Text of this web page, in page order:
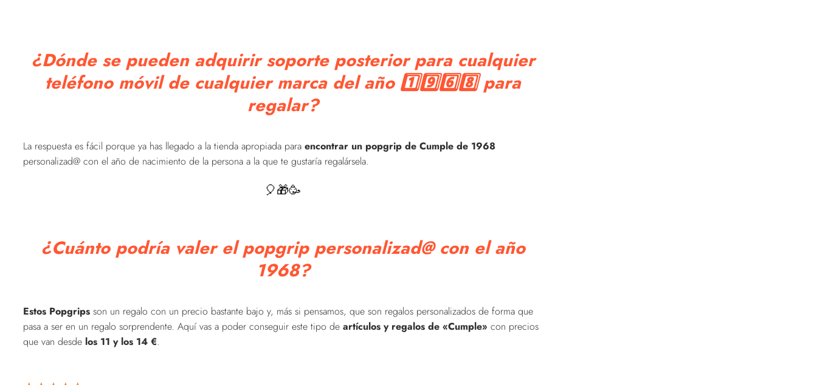
¿Dónde se pueden adquirir soporte posterior para cualquier
teléfono móvil de cualquier marca del año 1️⃣9️⃣6️⃣8️⃣ para
regalar?
La respuesta es fácil porque ya has llegado a la tienda apropiada para encontrar un popgrip de Cumple de 1968
personalizad@ con el año de nacimiento de la persona a la que te gustaría regalársela.
🎈🎁🥳
¿Cuánto podría valer el popgrip personalizad@ con el año
1968?
Estos Popgrips son un regalo con un precio bastante bajo y, más si pensamos, que son regalos personalizados de forma que
pasa a ser en un regalo sorprendente. Aquí vas a poder conseguir este tipo de artículos y regalos de «Cumple» con precios
que van desde los 11 y los 14 €.